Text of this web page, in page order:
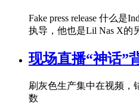
Fake press release 什么
执导，他也是Lil Nas X的
现场直播“神话”
刷灰色生产集中在视频，
数